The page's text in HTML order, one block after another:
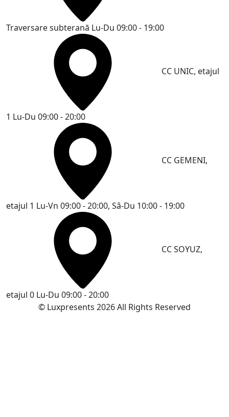
Traversare subterană Lu-Du 09:00 - 19:00
CC UNIC, etajul
1 Lu-Du 09:00 - 20:00
CC GEMENI,
etajul 1 Lu-Vn 09:00 - 20:00, Sâ-Du 10:00 - 19:00
CC SOYUZ,
etajul 0 Lu-Du 09:00 - 20:00
© Luxpresents 2026 All Rights Reserved